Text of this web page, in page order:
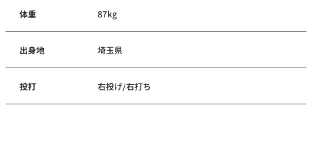
体重 87kg
出身地 埼玉県
投打 右投げ/右打ち